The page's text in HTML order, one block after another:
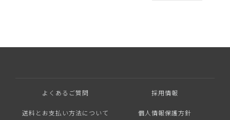
よくあるご質問 採用情報
送料とお支払い方法について 個人情報保護方針